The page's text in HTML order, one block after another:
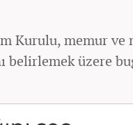
Kurulu, memur
belirlemek üzere